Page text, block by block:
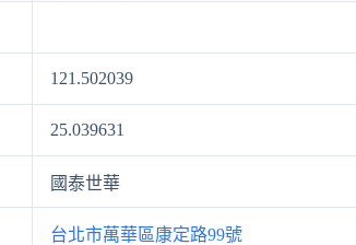
121.502039
25.039631
國泰世華
台北市萬華區康定路99號